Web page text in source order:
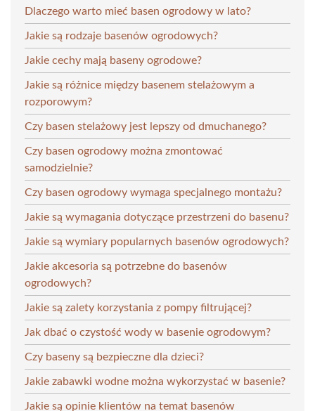
Dlaczego warto mieć basen ogrodowy w lato?
Jakie są rodzaje basenów ogrodowych?
Jakie cechy mają baseny ogrodowe?
Jakie są różnice między basenem stelażowym a
rozporowym?
Czy basen stelażowy jest lepszy od dmuchanego?
Czy basen ogrodowy można zmontować
samodzielnie?
Czy basen ogrodowy wymaga specjalnego montażu?
Jakie są wymagania dotyczące przestrzeni do basenu?
Jakie są wymiary popularnych basenów ogrodowych?
Jakie akcesoria są potrzebne do basenów
ogrodowych?
Jakie są zalety korzystania z pompy filtrującej?
Jak dbać o czystość wody w basenie ogrodowym?
Czy baseny są bezpieczne dla dzieci?
Jakie zabawki wodne można wykorzystać w basenie?
Jakie są opinie klientów na temat basenów